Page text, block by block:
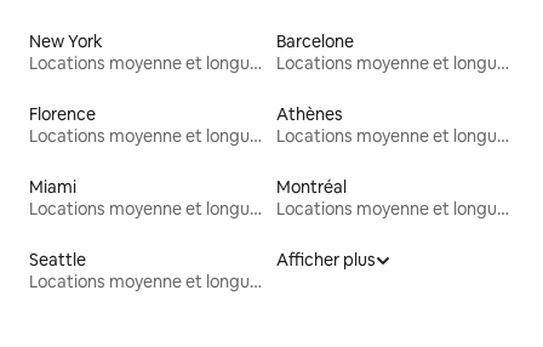
New York
Locations moyenne et longue durée
Barcelone
Locations moyenne et longue durée
Florence
Locations moyenne et longue durée
Athènes
Locations moyenne et longue durée
Miami
Locations moyenne et longue durée
Montréal
Locations moyenne et longue durée
Seattle
Locations moyenne et longue durée
Afficher plus